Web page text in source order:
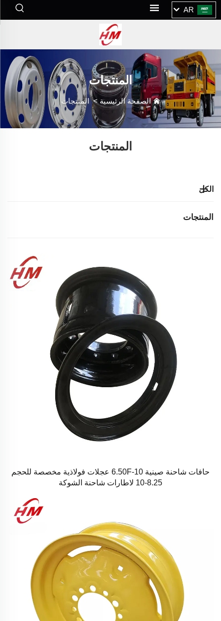
AR
المنتجات
الصفحة الرئيسية >المنتجات
المنتجات
الكل
المنتجات
حافات شاحنة صينية 6.50F-10 عجلات فولاذية مخصصة للحجم
8.25-10 لاطارات شاحنة الشوكة